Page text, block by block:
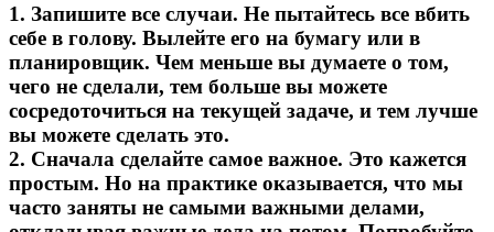
1. Запишите все случаи. Не пытайтесь все вбить
себе в голову. Вылейте его на бумагу или в
планировщик. Чем меньше вы думаете о том,
чего не сделали, тем больше вы можете
сосредоточиться на текущей задаче, и тем лучше
вы можете сделать это.
2. Сначала сделайте самое важное. Это кажется
простым. Но на практике оказывается, что мы
часто заняты не самыми важными делами,